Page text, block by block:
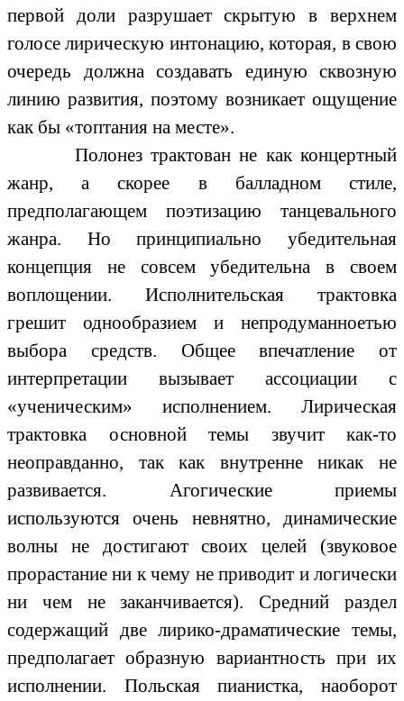
первой доли разрушает скрытую в верхнем
голосе лирическую интонацию, которая, в свою
очередь должна создавать единую сквозную
линию развития, поэтому возникает ощущение
как бы «топтания на месте».
Полонез трактован не как концертный
жанр, а скорее в балладном стиле,
предполагающем поэтизацию танцевального
жанра. Но принципиально убедительная
концепция не совсем убедительна в своем
воплощении. Исполнительская трактовка
грешит однообразием и непродуманноетью
выбора средств. Общее впечатление от
интерпретации вызывает ассоциации с
«ученическим» исполнением. Лирическая
трактовка основной темы звучит как-то
неоправданно, так как внутренне никак не
развивается. Агогические приемы
используются очень невнятно, динамические
волны не достигают своих целей (звуковое
прорастание ни к чему не приводит и логически
ни чем не заканчивается). Средний раздел
содержащий две лирико-драматические темы,
предполагает образную вариантность при их
исполнении. Польская пианистка, наоборот